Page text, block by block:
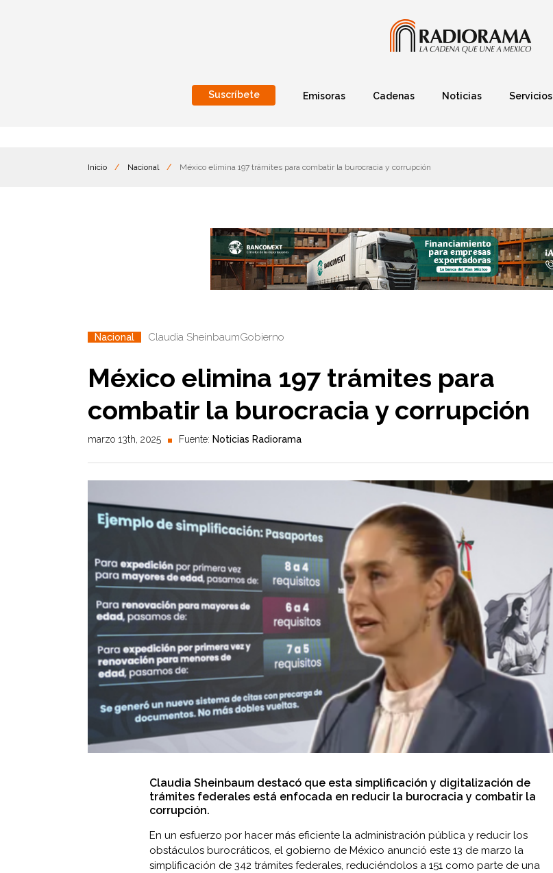
Suscríbete Emisoras Cadenas Noticias Servicios
Inicio / Nacional / México elimina 197 trámites para combatir la burocracia y corrupción
Nacional Claudia SheinbaumGobierno
México elimina 197 trámites para
combatir la burocracia y corrupción
marzo 13th, 2025 Fuente: Noticias Radiorama
Claudia Sheinbaum destacó que esta simplificación y digitalización de
trámites federales está enfocada en reducir la burocracia y combatir la
corrupción.
En un esfuerzo por hacer más eficiente la administración pública y reducir los
obstáculos burocráticos, el gobierno de México anunció este 13 de marzo la
simplificación de 342 trámites federales, reduciéndolos a 151 como parte de una